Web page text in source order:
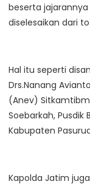
beserta jajarannya
diselesaikan dari
Hal itu seperti
Drs.Nanang
(Anev)
Soebarkah, Pusdik
Kabupaten
Kapolda Jatim